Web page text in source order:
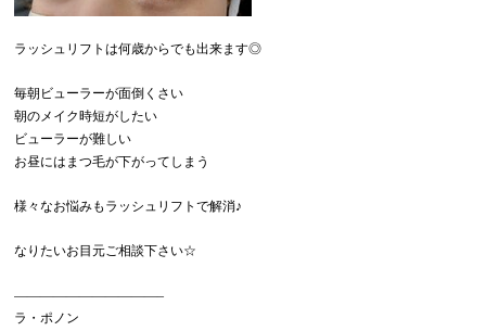
ラッシュリフトは何歳からでも出来ます◎
毎朝ビューラーが面倒くさい
朝のメイク時短がしたい
ビューラーが難しい
お昼にはまつ毛が下がってしまう
様々なお悩みもラッシュリフトで解消♪
なりたいお目元ご相談下さい☆
———————————–
ラ・ポノン